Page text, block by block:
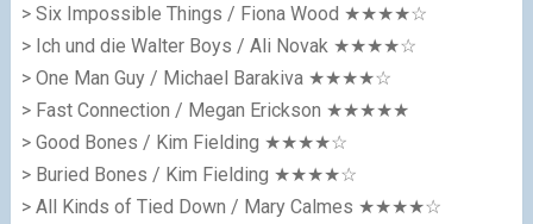
> Six Impossible Things / Fiona Wood ★★★★☆
> Ich und die Walter Boys / Ali Novak ★★★★☆
> One Man Guy / Michael Barakiva ★★★★☆
> Fast Connection / Megan Erickson ★★★★★
> Good Bones / Kim Fielding ★★★★☆
> Buried Bones / Kim Fielding ★★★★☆
> All Kinds of Tied Down / Mary Calmes ★★★★☆